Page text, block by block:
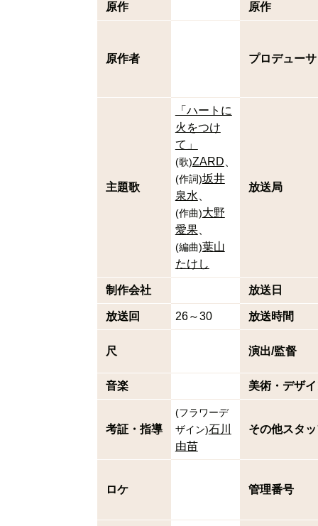
原作 原作
原作者 プロデューサ
主題歌
「ハートに
火をつけ
て」
(歌)ZARD
(作詞 )坂井
泉水
(作曲)大野
愛果
(編曲)葉山
たけし
放送局
制作会社 放送日
放送回 26～30 放送時間
尺 演出/監督
音楽 美術・デザ
考証・指導
(フラワーデ
ザイン)石川
由苗
その他スタ
ロケ 管理番号